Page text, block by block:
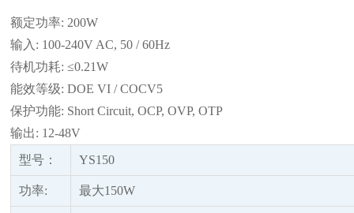
额定功率: 200W
输入 : 100-240V AC, 50 / 60Hz
待机功耗: ≤0.21W
能效等级: DOE VI / COCV5
保护功能: Short Circuit, OCP, OVP, OTP
输出: 12-48V
型号：
YS150
功率: 最大150W